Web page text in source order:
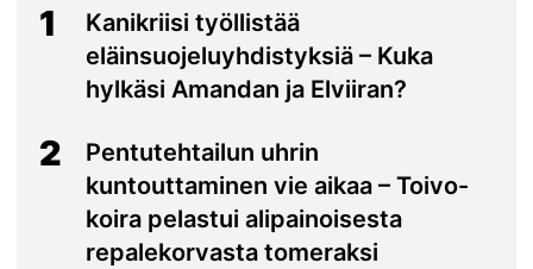
1
Kanikriisi työllistää
eläinsuojeluyhdistyksiä – Kuka
hylkäsi Amandan ja Elviiran?
2
Pentutehtailun uhrin
kuntouttaminen vie aikaa – Toivo-
koira pelastui alipainoisesta
repalekorvasta tomeraksi